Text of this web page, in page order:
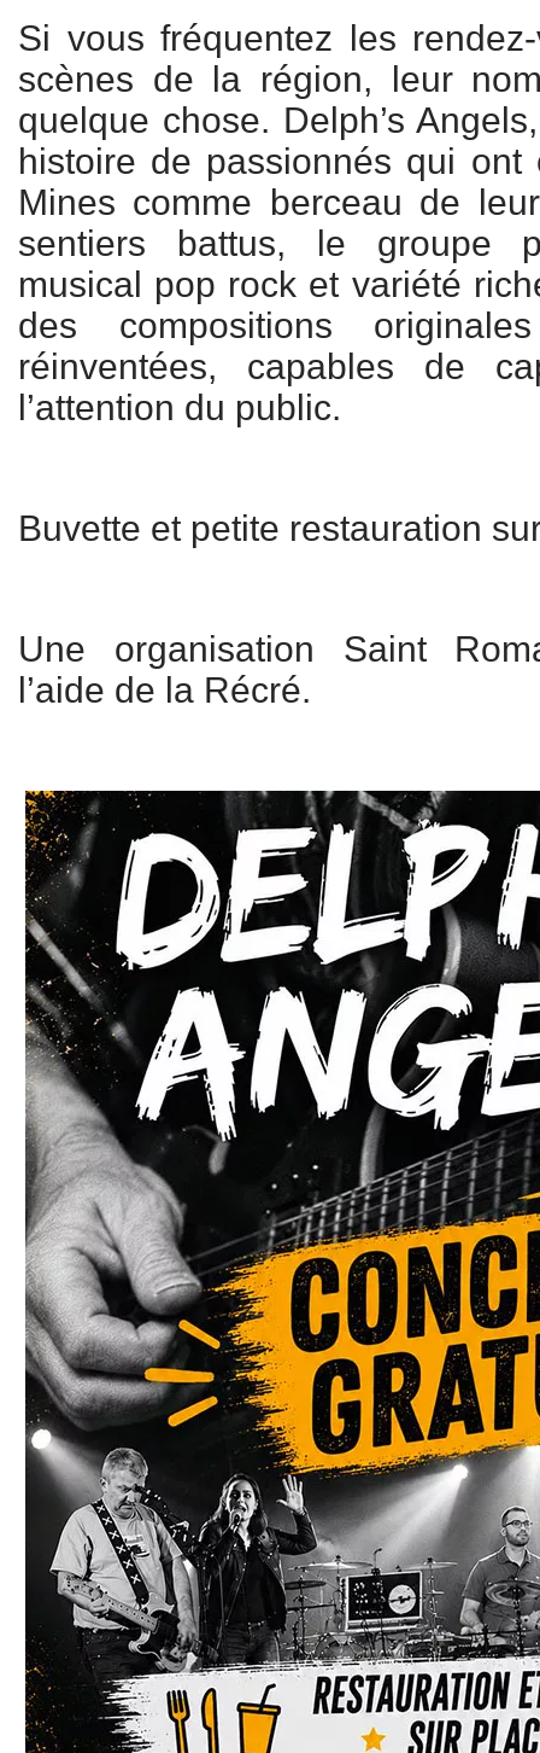
Si vous fréquentez les
scènes de la région, leur
quelque chose. Delph’s
histoire de passionnés qui ont
Mines comme berceau de
sentiers battus, le groupe
musical pop rock et variété
des compositions
réinventées, capables de
l’attention du public.
Buvette et petite restauration
Une organisation Saint
l’aide de la Récré.